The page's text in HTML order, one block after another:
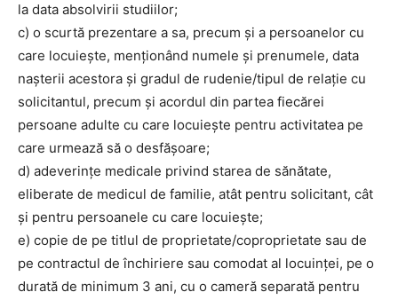
la data absolvirii studiilor;
c) o scurtă prezentare a sa, precum şi a persoanelor cu
care locuieşte, menţionând numele şi prenumele, data
naşterii acestora şi gradul de rudenie/tipul de relaţie cu
solicitantul, precum şi acordul din partea fiecărei
persoane adulte cu care locuieşte pentru activitatea pe
care urmează să o desfăşoare;
d) adeverinţe medicale privind starea de sănătate,
eliberate de medicul de familie, atât pentru solicitant, cât
şi pentru persoanele cu care locuieşte;
e) copie de pe titlul de proprietate/coproprietate sau de
pe contractul de închiriere sau comodat al locuinţei, pe o
durată de minimum 3 ani, cu o cameră separată pentru